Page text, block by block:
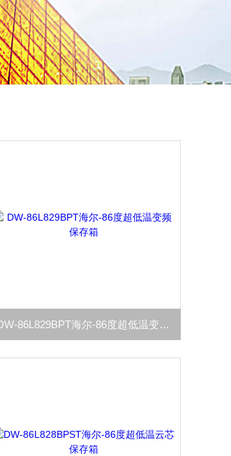
DW-86L829BPT海尔-86度超低温变频保存箱